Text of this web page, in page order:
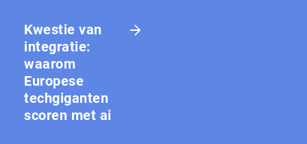
Kwestie van
integratie:
waarom
Europese
techgiganten
scoren met ai